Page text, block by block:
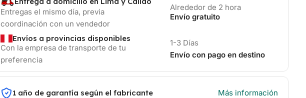
Entregas el mismo día, previa
coordinación con un vendedor
Alrededor de 2 hora
Envío gratuito
Envíos a provincias disponibles
Con la empresa de transporte de tu
preferencia
1-3 Días
Envío con pago en destino
1 año de garantía según el fabricante
Más información